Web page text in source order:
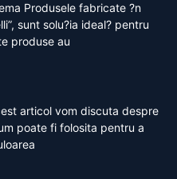
Produsele fabricate ?n
sunt solu?ia ideal? pentru
produse au
articol vom discuta despre
poate fi folosita pentru a